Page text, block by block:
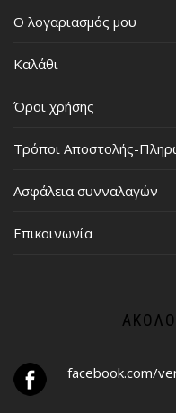
Ο λογαριασμός μου
Καλάθι
Όροι χρήσης
Τρόποι Αποστολής-
Ασφάλεια συνναλαγών
Επικοινωνία
facebook.com/